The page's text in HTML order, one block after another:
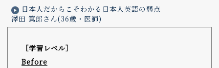
日本人だからこそわかる日本人英語の弱点
澤田 篤郎さん(36歳・医師)
［学習レベル］
Before